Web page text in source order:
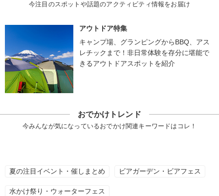
今注目のスポットや話題のアクティビティ情報をお届け
アウトドア特集
キャンプ場、グランピングからBBQ、アス
レチックまで！非日常体験を存分に堪能で
きるアウトドアスポットを紹介
おでかけトレンド
今みんなが気になっているおでかけ関連キーワードはコレ！
夏の注目イベント・催しまとめ ビアガーデン・ビアフェス
水かけ祭り・ウォーターフェス